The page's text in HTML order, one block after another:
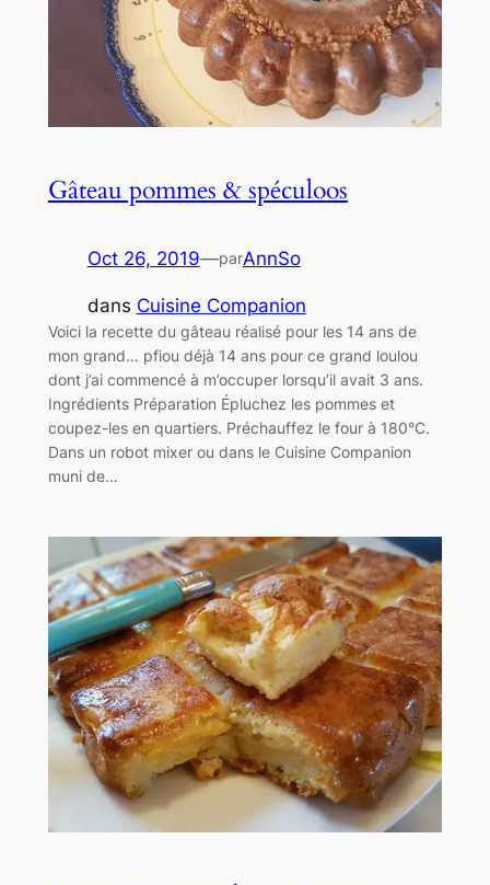
Gâteau pommes & spéculoos
Oct 26, 2019—parAnnSo
dans Cuisine Companion
Voici la recette du gâteau réalisé pour les 14 ans de
mon grand… pfiou déjà 14 ans pour ce grand loulou
dont j’ai commencé à m’occuper lorsqu’il avait 3 ans.
Ingrédients Préparation Épluchez les pommes et
coupez-les en quartiers. Préchauffez le four à 180°C.
Dans un robot mixer ou dans le Cuisine Companion
muni de…